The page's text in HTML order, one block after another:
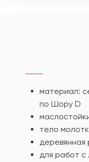
материал:
по Шору D
тело
деревянная
для работ с